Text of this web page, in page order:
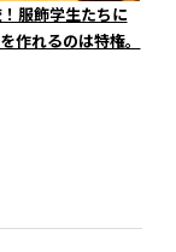
服飾学生たちに
作れるのは特権。